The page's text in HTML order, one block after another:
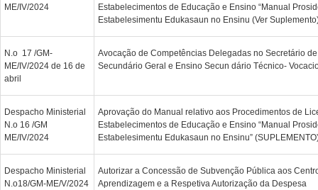
ME/IV/2024
Estabelecimentos de Educação e Ensino “Manual
Estabelesimentu Edukasaun no Ensinu (Ver
N.o 17 /GM-
ME/IV/2024 de 16 de
abril
Avocação de Competências Delegadas no Secretário
Secundário Geral e Ensino Secun dário Técnico-
Despacho Ministerial
N.o 16 /GM
ME/IV/2024
Aprovação do Manual relativo aos Procedimentos de
Estabelecimentos de Educação e Ensino “Manual
Estabelesimentu Edukasaun no Ensinu”
Despacho Ministerial
N.o18/GM-ME/V/2024
Autorizar a Concessão de Subvenção Pública aos
Aprendizagem e a Respetiva Autorização da Despesa